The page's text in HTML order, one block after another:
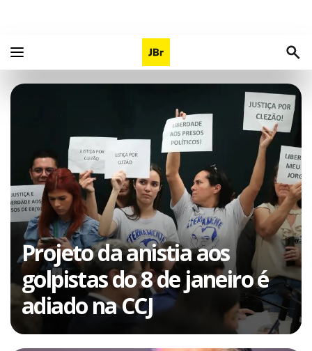
Projeto da anistia aos
golpistas do 8 de janeiro é
adiado na CCJ